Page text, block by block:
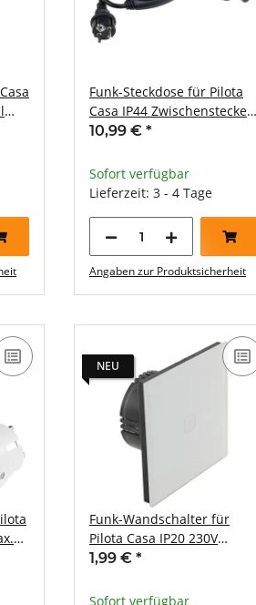
Funk-Steckdose für Pilota
Casa IP44 Zwischenstecker
230V 1000Watt
10,99 € *
Sofort verfügbar
Lieferzeit: 3 - 4 Tage
Angaben zur Produktsicherheit
NEU
Funk-Wandschalter für
Pilota Casa IP20 230V
2300W Touch-Bedienung
1,99 € *
Sofort verfügbar